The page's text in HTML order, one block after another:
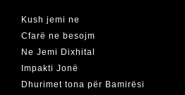
Kush jemi ne
Cfarë ne besojm
Ne Jemi Dixhital
Impakti Jonë
Dhurimet tona për Bamirësi